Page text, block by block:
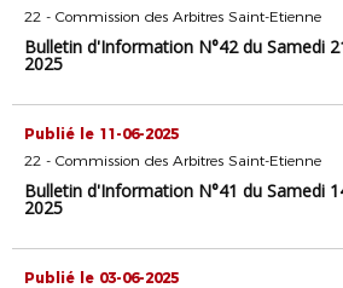
22 - Commission des Arbitres Saint-Etienne
Bulletin d'Information N°42 du Samedi
2025
Publié le 11-06-2025
22 - Commission des Arbitres Saint-Etienne
Bulletin d'Information N°41 du Samedi
2025
Publié le 03-06-2025